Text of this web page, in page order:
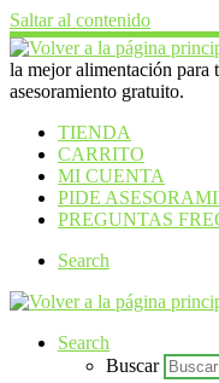
Saltar al contenido
la mejor alimentación para
asesoramiento gratuito.
TIENDA
CARRITO
MI CUENTA
PIDE
PREGUNTAS
Search
Search
Buscar